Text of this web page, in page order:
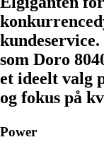
som Doro
et ideelt valg
og fokus på
Power